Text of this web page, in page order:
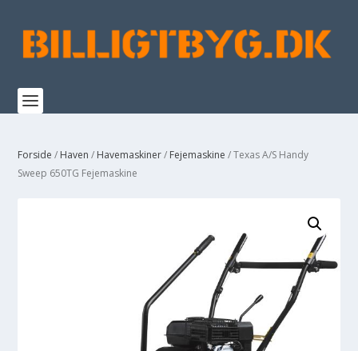
Forside / Haven / Havemaskiner/ Fejemaskine / Texas A/S Handy
Sweep 650TG Fejemaskine